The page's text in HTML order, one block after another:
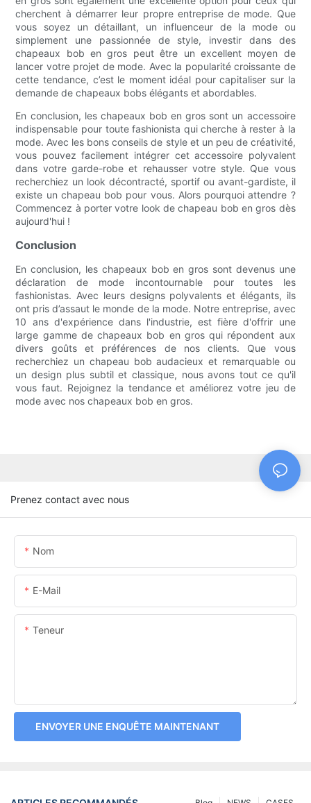
cherchent à démarrer leur propre entreprise de mode. Que
vous soyez un détaillant, un influenceur de la mode ou
simplement une passionnée de style, investir dans des
chapeaux bob en gros peut être un excellent moyen de
lancer votre projet de mode. Avec la popularité croissante de
cette tendance, c’est le moment idéal pour capitaliser sur la
demande de chapeaux bobs élégants et abordables.
En conclusion, les chapeaux bob en gros sont un accessoire
indispensable pour toute fashionista qui cherche à rester à la
mode. Avec les bons conseils de style et un peu de créativité,
vous pouvez facilement intégrer cet accessoire polyvalent
dans votre garde-robe et rehausser votre style. Que vous
recherchiez un look décontracté, sportif ou avant-gardiste, il
existe un chapeau bob pour vous. Alors pourquoi attendre ?
Commencez à porter votre look de chapeau bob en gros dès
aujourd'hui !
Conclusion
En conclusion, les chapeaux bob en gros sont devenus une
déclaration de mode incontournable pour toutes les
fashionistas. Avec leurs designs polyvalents et élégants, ils
ont pris d’assaut le monde de la mode. Notre entreprise, avec
10 ans d'expérience dans l'industrie, est fière d'offrir une
large gamme de chapeaux bob en gros qui répondent aux
divers goûts et préférences de nos clients. Que vous
recherchiez un chapeau bob audacieux et remarquable ou
un design plus subtil et classique, nous avons tout ce qu'il
vous faut. Rejoignez la tendance et améliorez votre jeu de
mode avec nos chapeaux bob en gros.
Prenez contact avec nous
Nom
E-Mail
Teneur
ENVOYER UNE ENQUÊTE MAINTENANT